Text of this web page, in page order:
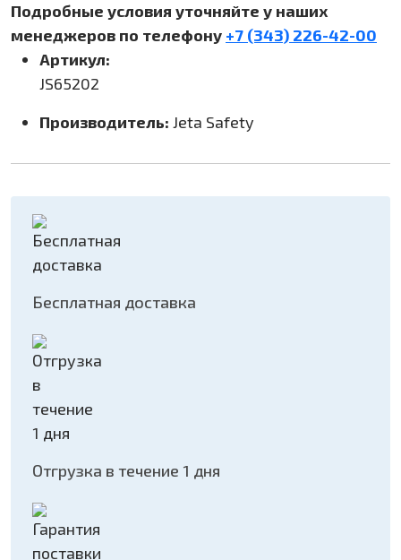
Подробные условия уточняйте у наших
менеджеров по телефону +7 (343) 226-42-00
Артикул:
JS65202
Производитель: Jeta Safety
Бесплатная доставка
Отгрузка в течение 1 дня